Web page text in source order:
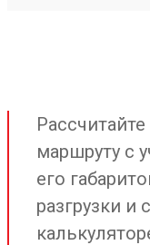
маршруту с
его
разгрузки и